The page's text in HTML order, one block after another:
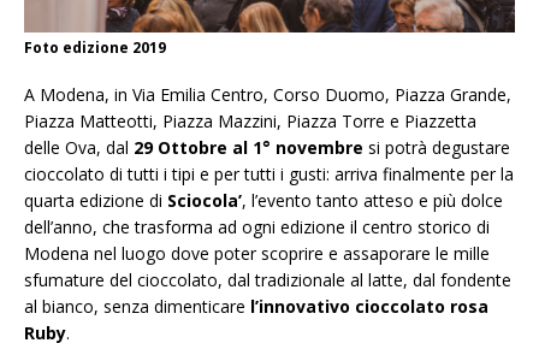
Foto edizione 2019
A Modena, in Via Emilia Centro, Corso Duomo, Piazza Grande,
Piazza Matteotti, Piazza Mazzini, Piazza Torre e Piazzetta
delle Ova, dal 29 Ottobre al 1° novembre si potrà degustare
cioccolato di tutti i tipi e per tutti i gusti: arriva finalmente per la
quarta edizione di Sciocola’, l’evento tanto atteso e più dolce
dell’anno, che trasforma ad ogni edizione il centro storico di
Modena nel luogo dove poter scoprire e assaporare le mille
sfumature del cioccolato, dal tradizionale al latte, dal fondente
al bianco, senza dimenticare l’innovativo cioccolato rosa
Ruby.